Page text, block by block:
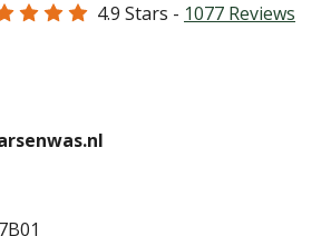
4.9 Stars - 1077 Reviews